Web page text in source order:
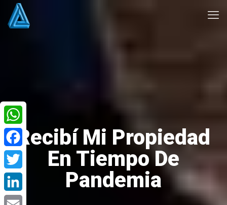
Recibí Mi Propiedad
En Tiempo De
Pandemia
WhatsApp
Facebook
Twitter
LinkedIn